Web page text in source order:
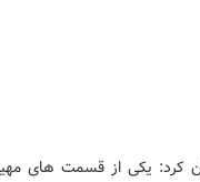
کرد: یکی از قسمت های